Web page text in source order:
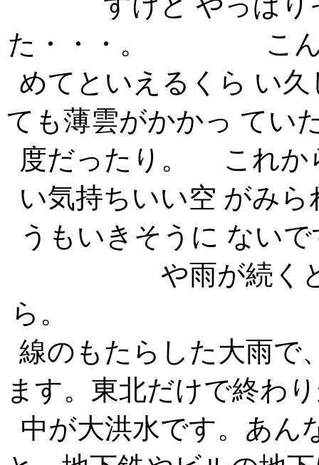
た・・・。 こんな
めてといえるくら い
ても薄雲がかかっ てい
度だったり。 これか
い気持ちいい空 がみ
うもいきそうに ない
や雨が続く
ら。 高
線のもたらした大雨で
ます。東北だけで終わ
中が大洪水です。あん